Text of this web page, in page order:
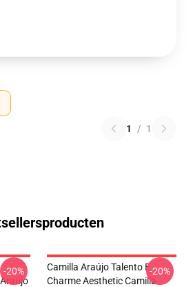
1 / 1
-20%
Camilla Araújo Talento E
Charme Aesthetic Camilla
-20%